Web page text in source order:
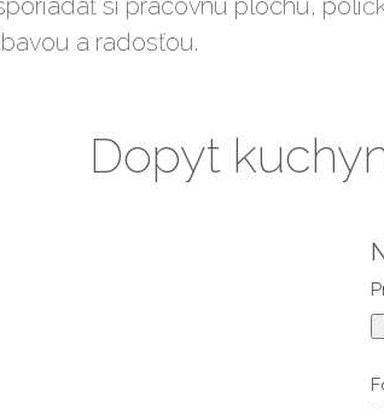
a radosťou.
Dopyt